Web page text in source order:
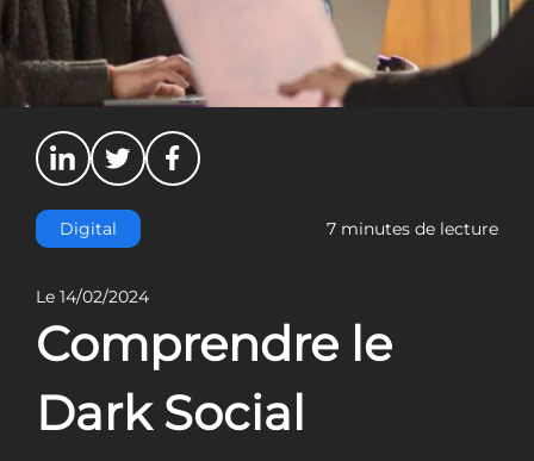
Digital 7 minutes de lecture
Le 14/02/2024
Comprendre le
Dark Social